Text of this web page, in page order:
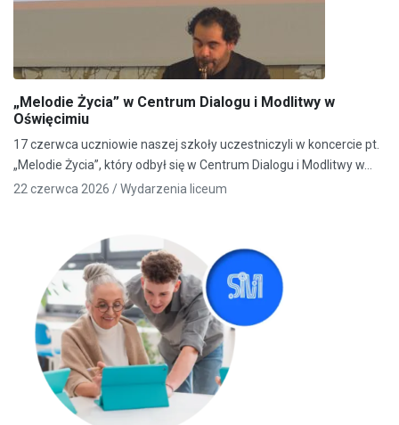
„Melodie Życia” w Centrum Dialogu i Modlitwy w
Oświęcimiu
17 czerwca uczniowie naszej szkoły uczestniczyli w koncercie pt.
„Melodie Życia”, który odbył się w Centrum Dialogu i Modlitwy w…
22 czerwca 2026 /Wydarzenia liceum